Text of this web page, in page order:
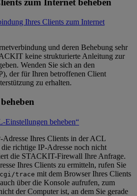
Ihres Clients zum Internet
und deren Behebung sehr
keine strukturierte Anleitung zur
Wenden Sie sich an den
der für Ihren betroffenen Client
zu erhalten.
Einstellungen beheben“
Ihres Clients in der ACL
richtige IP-Adresse noch nicht
die STACKIT-Firewall Ihre Anfrage.
Ihres Clients zu ermitteln, rufen Sie
trace mit dem Browser Ihres Clients
über die Konsole aufrufen, zum
der Computer ist, an dem Sie gerade